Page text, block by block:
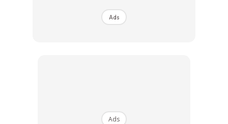
apa nak, mereka yang mencari pendapatan pula bersusah
payah, bergolok gadai nyawa membawa motor. Risiko pun
Ads
Ads